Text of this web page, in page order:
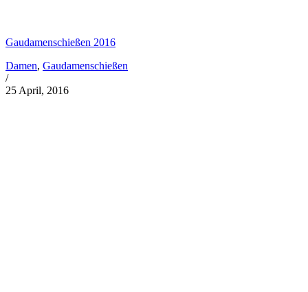
Gaudamenschießen 2016
Damen, Gaudamenschießen
/
25 April, 2016